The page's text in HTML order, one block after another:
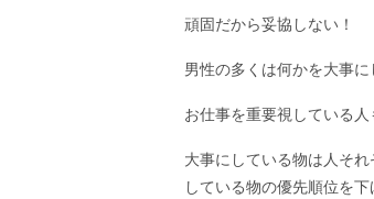
頑固だから妥協しない！
男性の多くは何かを大事に
お仕事を重要視している
大事にしている物は人そ
している物の優先順位を